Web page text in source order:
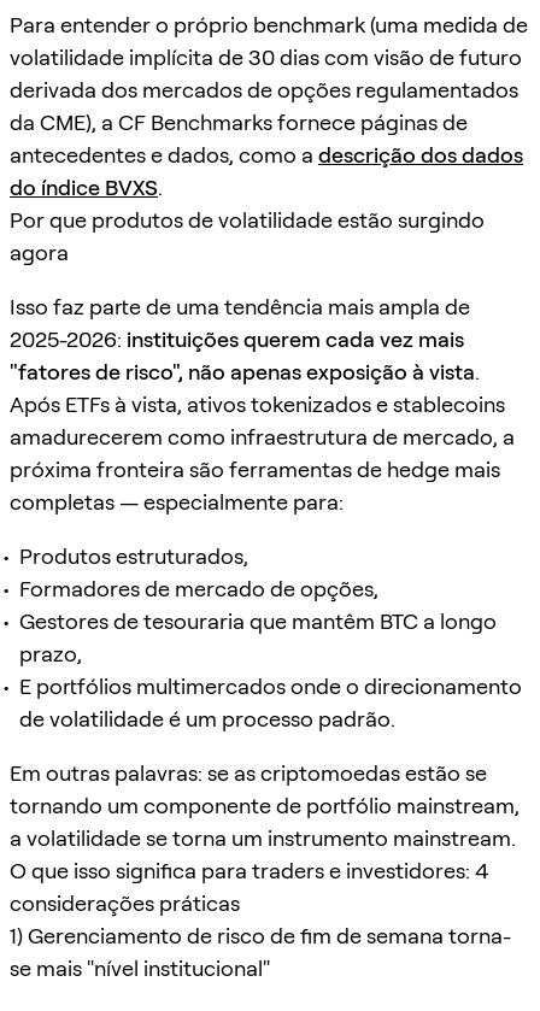
Para entender o próprio benchmark (uma medida de
volatilidade implícita de 30 dias com visão de futuro
derivada dos mercados de opções regulamentados
da CME), a CF Benchmarks fornece páginas de
antecedentes e dados, como a descrição dos dados
do índice BVXS.
Por que produtos de volatilidade estão surgindo
agora
Isso faz parte de uma tendência mais ampla de
2025-2026: instituições querem cada vez mais
"fatores de risco", não apenas exposição à vista.
Após ETFs à vista, ativos tokenizados e stablecoins
amadurecerem como infraestrutura de mercado, a
próxima fronteira são ferramentas de hedge mais
completas — especialmente para:
Produtos estruturados,
Formadores de mercado de opções,
Gestores de tesouraria que mantêm BTC a longo
prazo,
E portfólios multimercados onde o direcionamento
de volatilidade é um processo padrão.
Em outras palavras: se as criptomoedas estão se
tornando um componente de portfólio mainstream,
a volatilidade se torna um instrumento mainstream.
O que isso significa para traders e investidores: 4
considerações práticas
1) Gerenciamento de risco de fim de semana torna-
se mais "nível institucional"